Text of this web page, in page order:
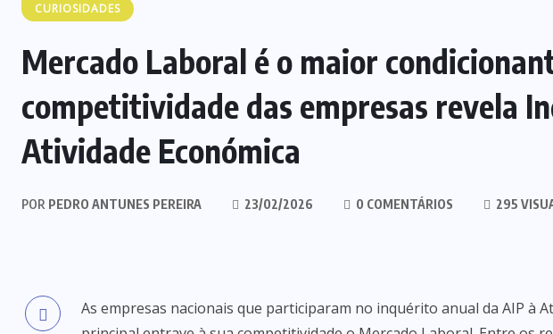
CURIOSIDADES
Mercado Laboral é o maior
competitividade das empresas revela
Atividade Económica
POR PEDRO ANTUNES PEREIRA 23/02/2026 0 COMENTÁRIOS 295
As empresas nacionais que participaram no inquérito anual da AIP à